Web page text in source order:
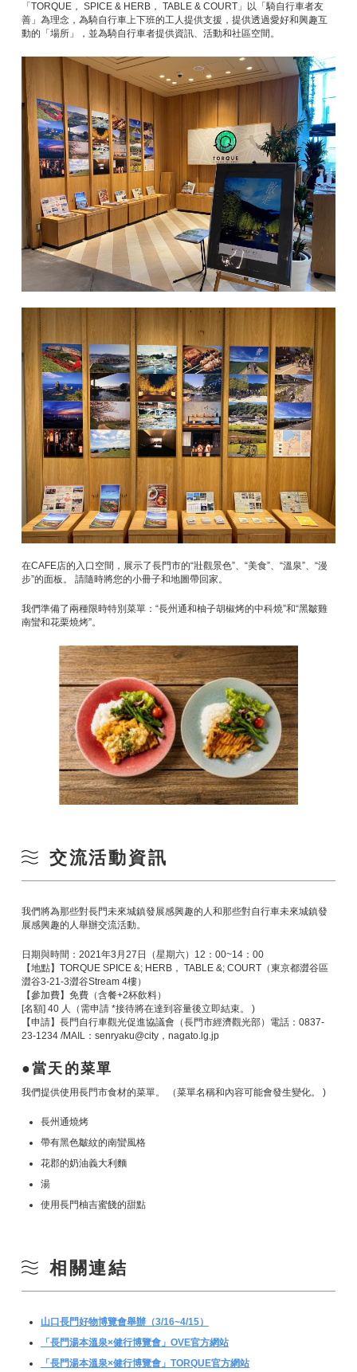
「TORQUE， SPICE & HERB， TABLE & COURT」以「騎自行車者友
善」為理念，為騎自行車上下班的工人提供支援，提供透過愛好和興趣互
動的「場所」，並為騎自行車者提供資訊、活動和社區空間。
在CAFE店的入口空間，展示了長門市的“壯觀景色”、“美食”、“溫泉”、“漫
步”的面板。 請隨時將您的小冊子和地圖帶回家。
我們準備了兩種限時特別菜單：“長州通和柚子胡椒烤的中科燒”和“黑皺雞
南蠻和花栗燒烤”。
交流活動資訊
我們將為那些對長門未來城鎮發展感興趣的人和那些對自行車未來城鎮發
展感興趣的人舉辦交流活動。
日期與時間：2021年3月27日（星期六）12：00~14：00
【地點】TORQUE SPICE &; HERB， TABLE &; COURT（東京都澀谷區
澀谷3-21-3澀谷Stream 4樓）
【參加費】免費（含餐+2杯飲料）
[名額] 40 人（需申請 *接待將在達到容量後立即結束。 )
【申請】長門自行車觀光促進協議會（長門市經濟觀光部）電話：0837-
23-1234 /MAIL：senryaku@city，nagato.lg.jp
當天的菜單
我們提供使用長門市食材的菜單。 （菜單名稱和內容可能會發生變化。 )
長州通燒烤
帶有黑色皺紋的南蠻風格
花郡的奶油義大利麵
湯
使用長門柚吉蜜餞的甜點
相關連結
山口長門好物博覽會舉辦（3/16~4/15）
「長門湯本溫泉×健行博覽會」OVE官方網站
「長門湯本溫泉×健行博覽會」TORQUE官方網站